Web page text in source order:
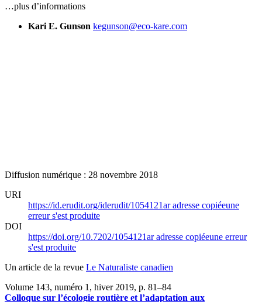
…plus d’informations
Kari E. Gunson kegunson@eco-kare.com
Diffusion numérique : 28 novembre 2018
URI
https://id.erudit.org/iderudit/1054121aradresse copiéeune
erreur s'est produite
DOI
https://doi.org/10.7202/1054121aradresse copiéeune erreur
s'est produite
Un article de la revue Le Naturaliste canadien
Volume 143, numéro 1, hiver 2019, p. 81–84
Colloque sur l’écologie routière et l’adaptation aux